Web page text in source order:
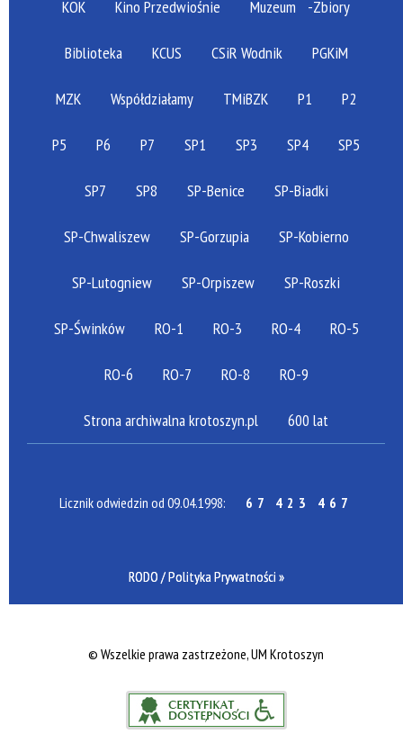
KOK Kino Przedwiośnie Muzeum -Zbiory
Biblioteka KCUS CSiR Wodnik PGKiM
MZK Współdziałamy TMiBZK P1 P2
P5 P6 P7 SP1 SP3 SP4 SP5
SP7 SP8 SP-Benice SP-Biadki
SP-Chwaliszew SP-Gorzupia SP-Kobierno
SP-Lutogniew SP-Orpiszew SP-Roszki
SP-Świnków RO-1 RO-3 RO-4 RO-5
RO-6 RO-7 RO-8 RO-9
Strona archiwalna krotoszyn.pl 600 lat
Licznik odwiedzin od 09.04.1998: 67 423 467
RODO / Polityka Prywatności »
© Wszelkie prawa zastrzeżone, UM Krotoszyn